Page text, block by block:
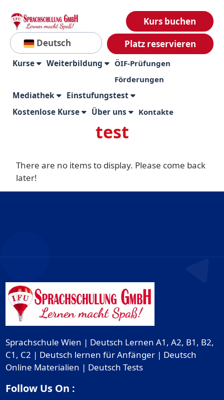
Deutsch
Kurs buchen
Platz reservieren
Kurse Weiterbildung
ÖIF-Prüfungen
Förderungen
Mediathek
Einstufungstest
Kostenlose Kurse
Über uns Kontakte
test
There are no items to display. Please come back
later!
Sprachschule Wien | Deutsch Lernen A1, A2, B1, B2,
C1, C2 | Deutsch lernen für Anfänger | Deutsch
Online Materialien | Deutsch Tests
Follow Us On :